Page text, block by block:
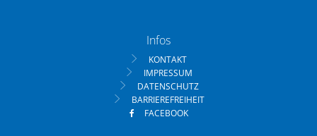
Infos
KONTAKT
IMPRESSUM
DATENSCHUTZ
BARRIEREFREIHEIT
FACEBOOK